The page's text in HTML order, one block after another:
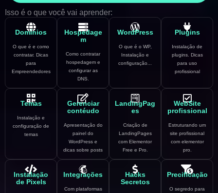
Isso é o que você vai aprender:
Domínios
O que é e como
contratar. Dicas
para
Empreendedores
Hospedage
m
Como contratar
hospedagem e
configurar as
DNS.
WordPress
O que é o WP,
Instalação e
configuração...
Plugins
Instalação de
plugins. Dicas
para uso
profissional
Temas
Instalação e
configuração de
temas
Gerenciar
contéudo
Apresentação do
painel do
WordPress e
dicas sobre posts
LandingPag
es
Criação de
LandingPages
com Elementor
Free e Pro.
WebSite
profissional
Estruturando um
site profissional
com elementor
pro.
Instalação
de Pixels
Integrações
Com plataformas
Hacks
Secretos
Precificação
O segredo para